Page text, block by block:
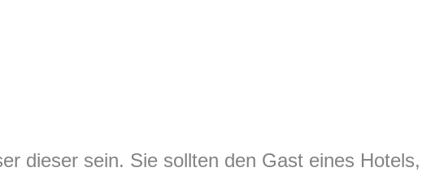
dieser sein. Sie sollten den Gast eines Hotels,